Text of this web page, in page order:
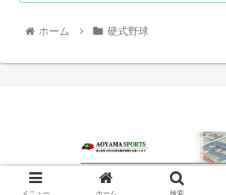
ホーム 硬式野球
© 2020 青山スポーツ.
メニュー ホーム 検索